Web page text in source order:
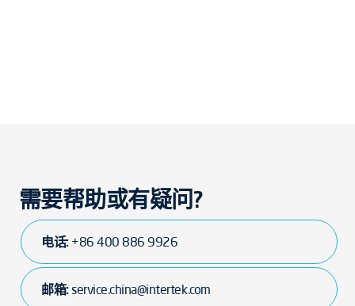
需要帮助或有疑问?
电话: +86 400 886 9926
邮箱:service.china@intertek.com